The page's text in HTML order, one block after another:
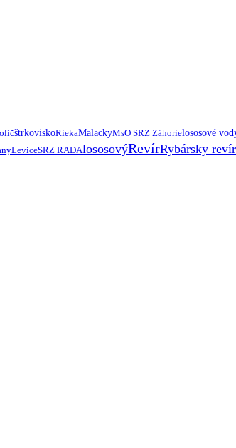
štrkoviskoRiekaMalackyMsO SRZ Záhorielososové
LeviceSRZ RADAlososovýRevírRybársky revír